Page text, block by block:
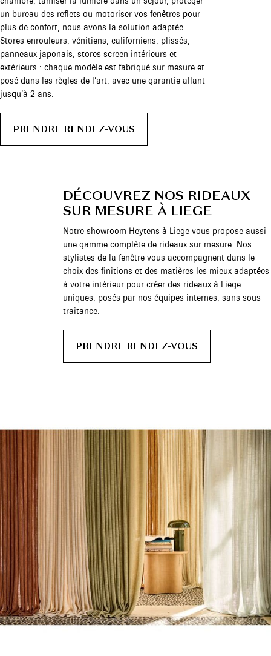
un bureau des reflets ou motoriser vos fenêtres pour
plus de confort, nous avons la solution adaptée.
Stores enrouleurs, vénitiens, californiens, plissés,
panneaux japonais, stores screen intérieurs et
extérieurs : chaque modèle est fabriqué sur mesure et
posé dans les règles de l’art, avec une garantie allant
jusqu’à 2 ans.
PRENDRE RENDEZ-VOUS
DÉCOUVREZ NOS RIDEAUX
SUR MESURE À LIEGE
Notre showroom Heytens à Liege vous propose aussi
une gamme complète de rideaux sur mesure. Nos
stylistes de la fenêtre vous accompagnent dans le
choix des finitions et des matières les mieux adaptées
à votre intérieur pour créer des rideaux à Liege
uniques, posés par nos équipes internes, sans sous-
traitance.
PRENDRE RENDEZ-VOUS